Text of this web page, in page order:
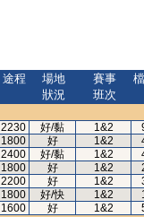
途程
場地
狀況
賽事
班次
2230 好/黏 1&2
1800 好 1&2
2400 好/黏 1&2
1800 好 1&2
2200 好 1&2
1800 好/快 1&2
1600 好 1&2